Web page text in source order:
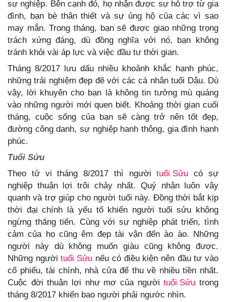
sự nghiệp. Bên cạnh đó, họ nhận được sự hỗ trợ từ gia
đình, bạn bè thân thiết và sự ủng hộ của các vì sao
may mắn. Trong tháng, bạn sẽ được giao những trọng
trách xứng đáng, dù đồng nghĩa với nó, bạn không
tránh khỏi vài áp lực và việc đầu tư thời gian.
Tháng 8/2017 lưu dấu nhiều khoảnh khắc hạnh phúc,
những trải nghiệm đẹp đẽ với các cá nhân tuổi Dậu. Dù
vậy, lời khuyên cho bạn là không tin tưởng mù quáng
vào những người mới quen biết. Khoảng thời gian cuối
tháng, cuộc sống của bạn sẽ càng trở nên tốt đẹp,
đường công danh, sự nghiệp hanh thông, gia đình hạnh
phúc.
Tuổi Sửu
Theo tử vi tháng 8/2017 thì ngườituổi Sửu có sự
nghiệp thuận lợi trôi chảy nhất. Quý nhân luôn vây
quanh và trợ giúp cho người tuổi này. Đồng thời bắt kịp
thời đại chính là yếu tố khiến người tuổi sửu không
ngừng thăng tiến. Cùng với sự nghiệp phát triển, tình
cảm của họ cũng êm đẹp tài vận đến ào ào. Những
người này dù không muốn giàu cũng không được.
Những ngườituổi Sửu nếu có điều kiện nên đầu tư vào
cổ phiếu, tài chính, nhà cửa để thu về nhiều tiền nhất.
Cuộc đời thuận lợi như mơ của ngườituổi Sửu trong
tháng 8/2017 khiến bao người phải ngước nhìn.